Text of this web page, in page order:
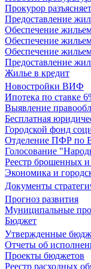
Прокурор разъясняет
Предоставление
Обеспечение
Обеспечение
Обеспечение
Предоставление
Жилье в кредит
Новостройки ВИФ
Ипотека по ставке
Выявление
Бесплатная
Городской фонд
Отделение ПФР по
Голосование
Реестр брошенных и
Экономика и
Документы
Прогноз развития
Муниципальные
Бюджет
Утвержденные
Отчеты об
Проекты бюджетов
Реестр расходных